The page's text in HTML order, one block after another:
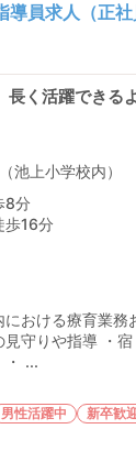
員求人（正社
く活躍できる
池上小学校内）
8分
歩16分
における療育業務
見守りや指導 ・宿
・ ...
男性活躍中 新卒歓